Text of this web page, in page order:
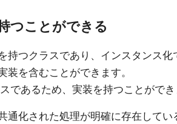
つことができる
持つクラスであり、インスタンス化
を含むことができます。
であるため、実装を持つことができ
通化された処理が明確に存在して